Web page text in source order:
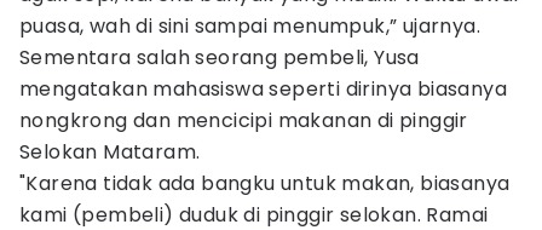
puasa, wah di sini sampai menumpuk,” ujarnya.
Sementara salah seorang pembeli, Yusa
mengatakan mahasiswa seperti dirinya biasanya
nongkrong dan mencicipi makanan di pinggir
Selokan Mataram.
"Karena tidak ada bangku untuk makan, biasanya
kami (pembeli) duduk di pinggir selokan. Ramai